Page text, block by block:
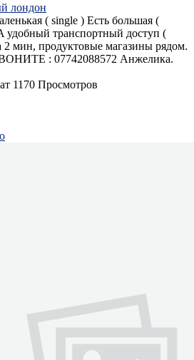
лондон
( single ) Есть большая (
удобный транспортный доступ (
2 мин, продуктовые магазины рядом.
: 07742088572 Анжелика.
1170 Просмотров